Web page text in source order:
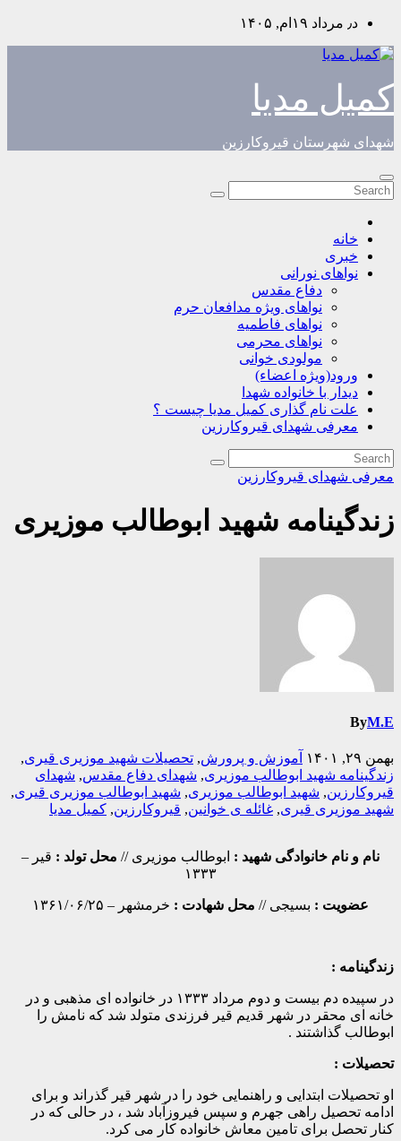
Skip
content
د٫ مرداد ۱۹ام, ۱۴۰۵
کمیل مدیا
شهدای شهرستان قیروکارزین
خانه
خبری
نواهای نورانی
دفاع مقدس
نواهای ویژه مدافعان حرم
نواهای فاطمیه
نواهای محرمی
مولودی خوانی
ورود(ویژه اعضاء)
دیدار با خانواده شهدا
علت نام گذاری کمیل مدیا چیست ؟
معرفی شهدای قیروکارزین
معرفی شهدای قیروکارزین
زندگینامه شهید ابوطالب موزیری
ByM.E
بهمن ۲۹, ۱۴۰۱ آموزش و پرورش, تحصیلات شهید موزیری قیری,
زندگینامه شهید ابوطالب موزیری, شهدای دفاع مقدس, شهدای
قیروکارزین, شهید ابوطالب موزیری, شهید ابوطالب موزیری قیری,
شهید موزیری قیری, غائله ی خوانین, قیروکارزین, کمیل مدیا
نام و نام خانوادگی شهید : ابوطالب موزیری // محل تولد : قیر –
۱۳۳۳
عضویت : بسیجی // محل شهادت : خرمشهر – ۱۳۶۱/۰۶/۲۵
زندگینامه :
در سپیده دم بیست و دوم مرداد ۱۳۳۳ در خانواده ای مذهبی و در
خانه ای محقر در شهر قدیم قیر فرزندی متولد شد که نامش را
ابوطالب گذاشتند .
تحصیلات :
او تحصیلات ابتدایی و راهنمایی خود را در شهر قیر گذراند و برای
ادامه تحصیل راهی جهرم و سپس فیروزآباد شد ، در حالی که در
کنار تحصل برای تامین معاش خانواده کار می کرد.